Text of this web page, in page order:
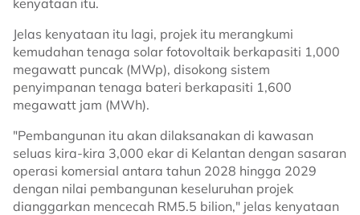
kenyataan itu.
Jelas kenyataan itu lagi, projek itu merangkumi
kemudahan tenaga solar fotovoltaik berkapasiti 1,000
megawatt puncak (MWp), disokong sistem
penyimpanan tenaga bateri berkapasiti 1,600
megawatt jam (MWh).
"Pembangunan itu akan dilaksanakan di kawasan
seluas kira-kira 3,000 ekar di Kelantan dengan sasaran
operasi komersial antara tahun 2028 hingga 2029
dengan nilai pembangunan keseluruhan projek
dianggarkan mencecah RM5.5 bilion," jelas kenyataan